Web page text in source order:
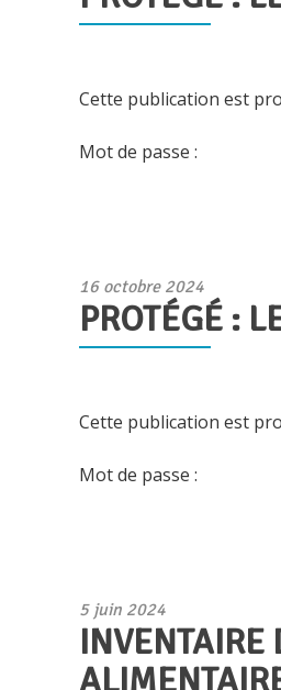
Cette publication est
Mot de passe :
Publié
le
16 octobre 2024
PROTÉGÉ :
Cette publication est
Mot de passe :
Publié
le
5 juin 2024
INVENTAIRE